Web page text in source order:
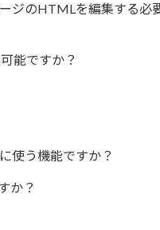
ジのHTMLを編集する必
能ですか？
使う機能ですか？
か？